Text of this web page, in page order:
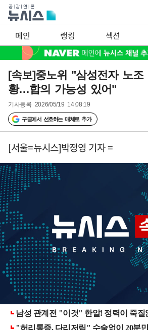
메인 랭킹 섹션
[속보]중노위 "삼성전자 노조
황…합의 가능성 있어"
기사등록 2026/05/19 14:08:19
구글에서 선호하는 매체로 추가
[서울=뉴시스]박정영 기자 =